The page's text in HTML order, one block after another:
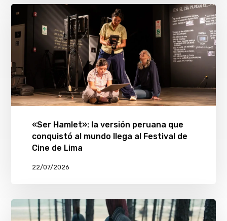
«Ser Hamlet»: la versión peruana que
conquistó al mundo llega al Festival de
Cine de Lima
22/07/2026